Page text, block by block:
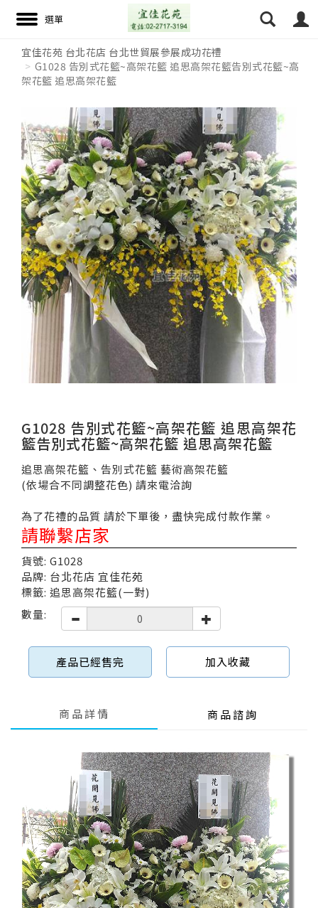
宜佳花苑 台北花店 台北世貿展參展成功花禮
G1028 告別式花籃~高架花籃 追思高架花籃告別式花籃~高
架花籃 追思高架花籃
G1028 告別式花籃~高架花籃 追思高架花
籃告別式花籃~高架花籃 追思高架花籃
追思高架花籃、告別式花籃 藝術高架花籃
(依場合不同調整花色) 請來電洽詢
為了花禮的品質 請於下單後，盡快完成付款作業。
請聯繫店家
貨號: G1028
品牌: 台北花店 宜佳花苑
標籤: 追思高架花籃(一對)
數量:
產品已經售完 加入收藏
商品詳情 商品諮詢